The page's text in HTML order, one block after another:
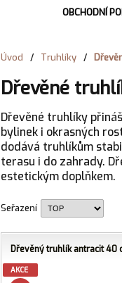
OBCHODNÍ
Úvod / Truhlíky /
Dřevěné
Dřevěné truhlíky
bylinek i okrasných
dodává truhlíkům
terasu i do zahrady.
estetickým doplňkem.
Seřazení
Dřevěný truhlík antracit 40
AKCE